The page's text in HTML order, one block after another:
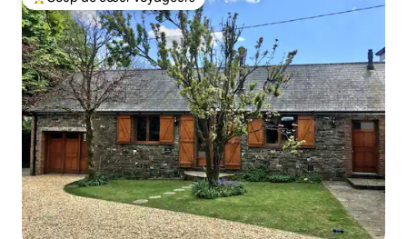
Coups de cœur voyageurs les plus appréciés